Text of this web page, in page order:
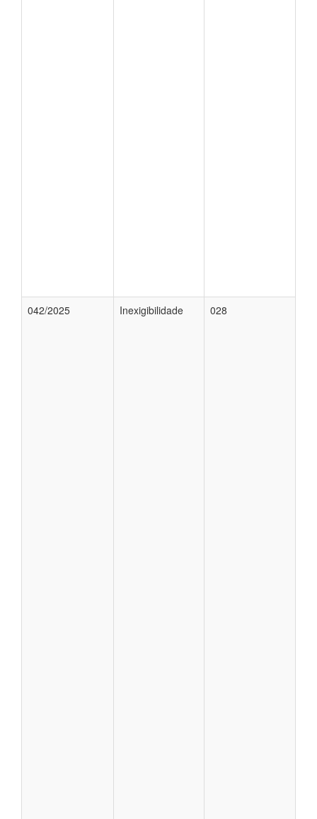
042/2025 Inexigibilidade 028